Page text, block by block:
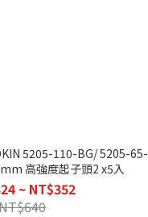
5205-110-BG/ 5205-65-
高強度起子頭2 x5入
~ NT$352